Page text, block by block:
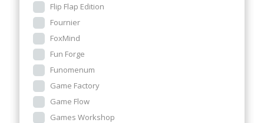
Flip Flap Edition
Fournier
FoxMind
Fun Forge
Funomenum
Game Factory
Game Flow
Games Workshop